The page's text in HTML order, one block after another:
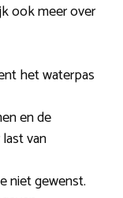
ook meer over
het waterpas
en de
van
niet gewenst.